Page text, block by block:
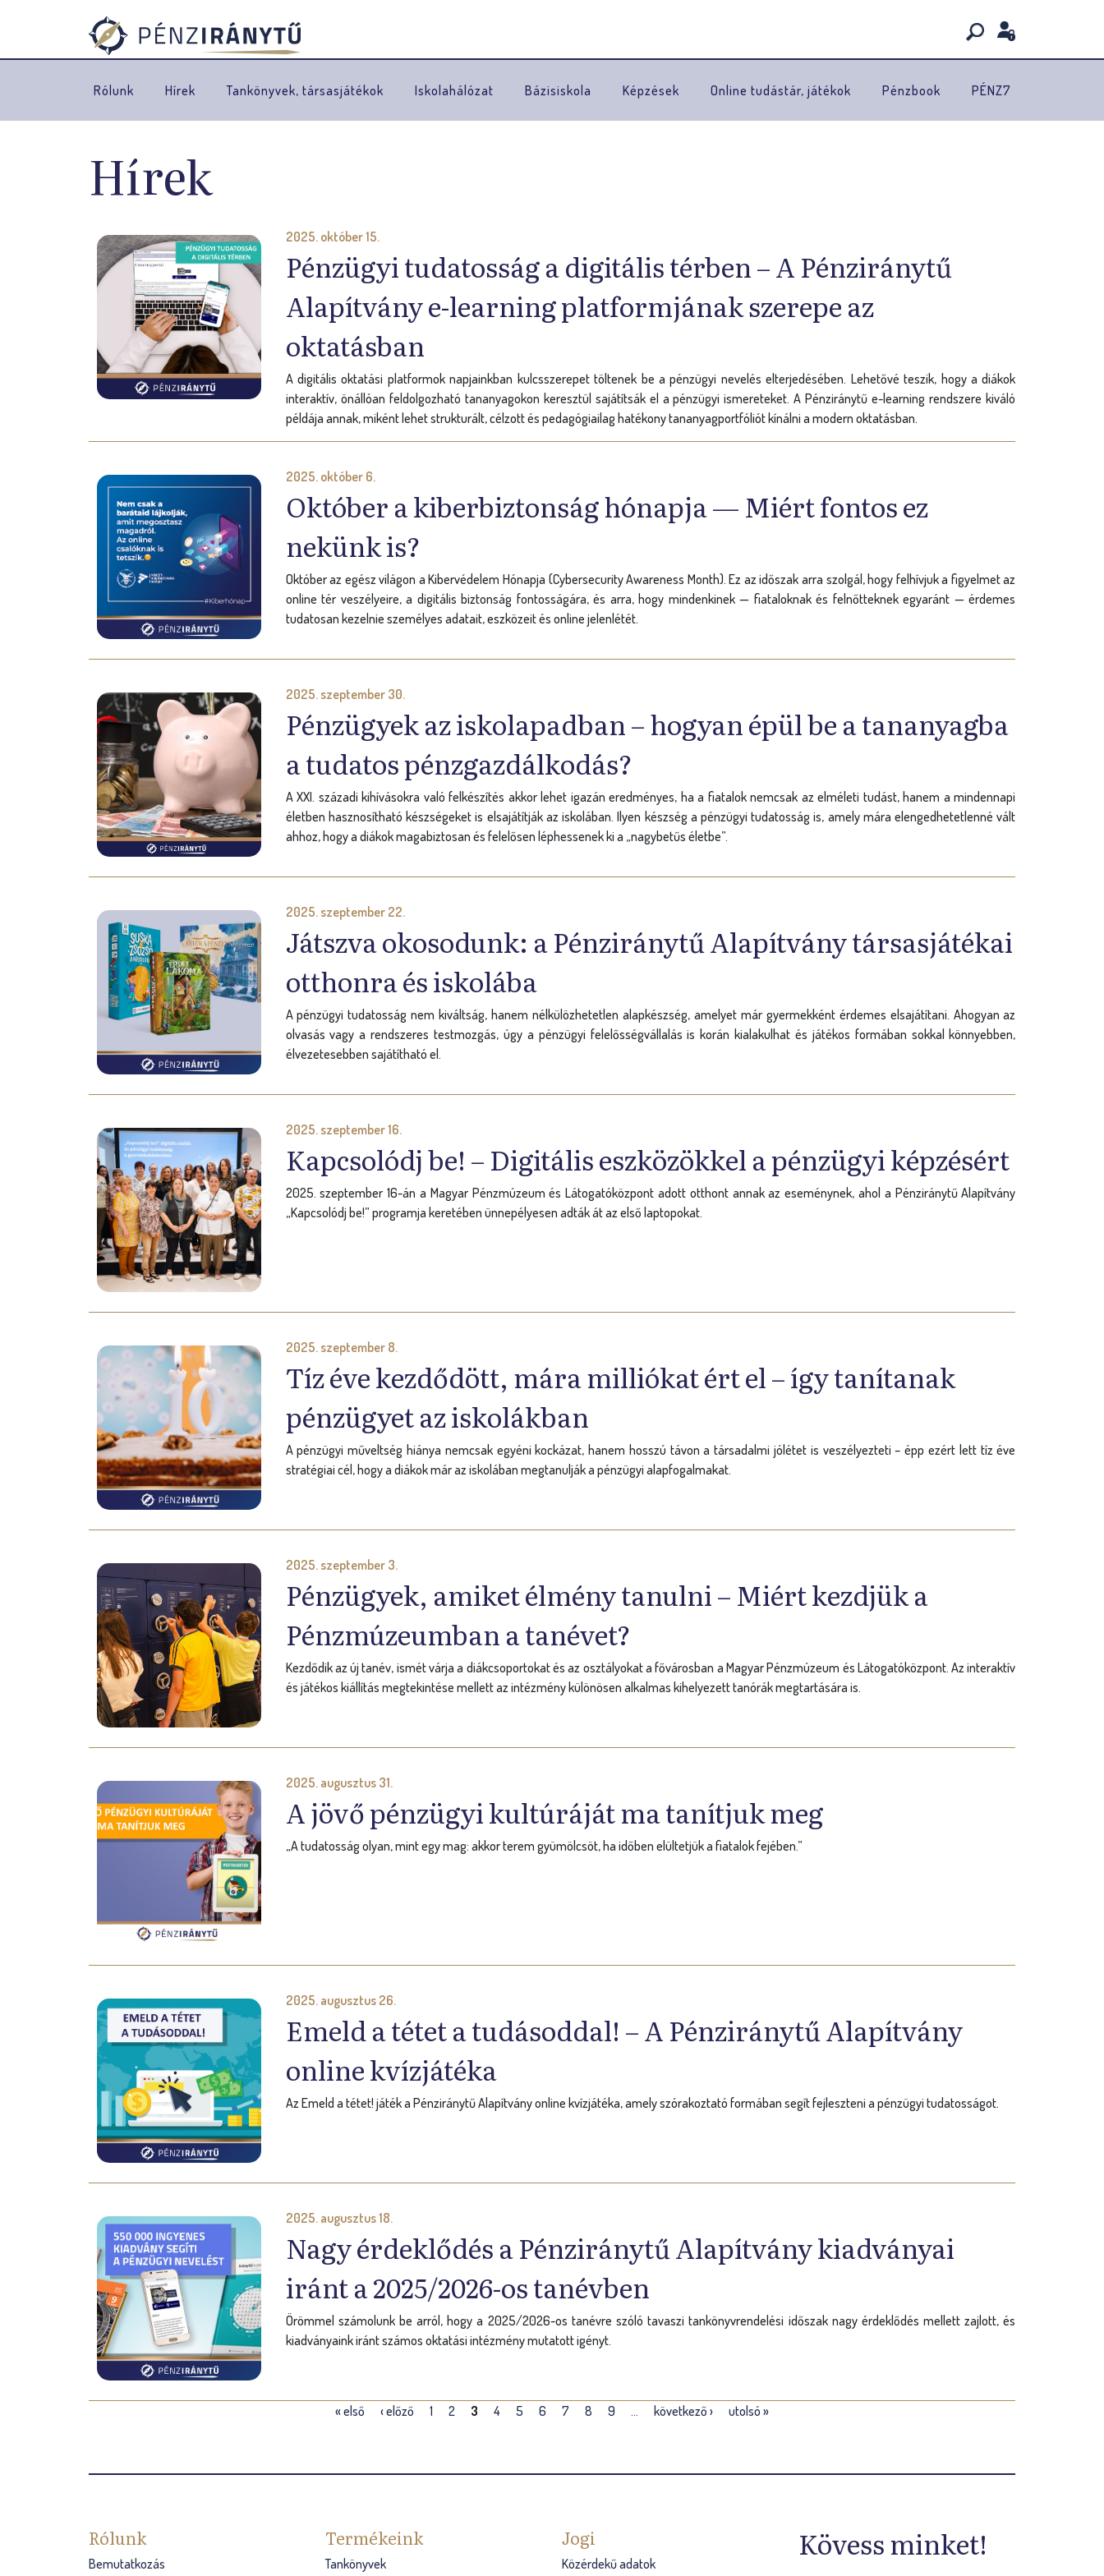
Rólunk Hírek Tankönyvek, társasjátékok Iskolahálózat Bázisiskola Képzések Online tudástár, játékok Pénzbook PÉNZ7
Hírek
2025. október 15.
Pénzügyi tudatosság a digitális térben – A Pénziránytű
Alapítvány e-learning platformjának szerepe az
oktatásban
A digitális oktatási platformok napjainkban kulcsszerepet töltenek be a pénzügyi nevelés elterjedésében. Lehetővé teszik, hogy a diákok
interaktív, önállóan feldolgozható tananyagokon keresztül sajátítsák el a pénzügyi ismereteket. A Pénziránytű e-learning rendszere kiváló
példája annak, miként lehet strukturált, célzott és pedagógiailag hatékony tananyagportfóliót kínálni a modern oktatásban.
2025. október 6.
Október a kiberbiztonság hónapja — Miért fontos ez
nekünk is?
Október az egész világon a Kibervédelem Hónapja (Cybersecurity Awareness Month). Ez az időszak arra szolgál, hogy felhívjuk a figyelmet az
online tér veszélyeire, a digitális biztonság fontosságára, és arra, hogy mindenkinek — fiataloknak és felnőtteknek egyaránt — érdemes
tudatosan kezelnie személyes adatait, eszközeit és online jelenlétét.
2025. szeptember 30.
Pénzügyek az iskolapadban – hogyan épül be a tananyagba
a tudatos pénzgazdálkodás?
A XXI. századi kihívásokra való felkészítés akkor lehet igazán eredményes, ha a fiatalok nemcsak az elméleti tudást, hanem a mindennapi
életben hasznosítható készségeket is elsajátítják az iskolában. Ilyen készség a pénzügyi tudatosság is, amely mára elengedhetetlenné vált
ahhoz, hogy a diákok magabiztosan és felelősen léphessenek ki a „nagybetűs életbe”.
2025. szeptember 22.
Játszva okosodunk: a Pénziránytű Alapítvány társasjátékai
otthonra és iskolába
A pénzügyi tudatosság nem kiváltság, hanem nélkülözhetetlen alapkészség, amelyet már gyermekként érdemes elsajátítani. Ahogyan az
olvasás vagy a rendszeres testmozgás, úgy a pénzügyi felelősségvállalás is korán kialakulhat és játékos formában sokkal könnyebben,
élvezetesebben sajátítható el.
2025. szeptember 16.
Kapcsolódj be! – Digitális eszközökkel a pénzügyi képzésért
2025. szeptember 16-án a Magyar Pénzmúzeum és Látogatóközpont adott otthont annak az eseménynek, ahol a Pénziránytű Alapítvány
„Kapcsolódj be!” programja keretében ünnepélyesen adták át az első laptopokat.
2025. szeptember 8.
Tíz éve kezdődött, mára milliókat ért el – így tanítanak
pénzügyet az iskolákban
A pénzügyi műveltség hiánya nemcsak egyéni kockázat, hanem hosszú távon a társadalmi jólétet is veszélyezteti – épp ezért lett tíz éve
stratégiai cél, hogy a diákok már az iskolában megtanulják a pénzügyi alapfogalmakat.
2025. szeptember 3.
Pénzügyek, amiket élmény tanulni – Miért kezdjük a
Pénzmúzeumban a tanévet?
Kezdődik az új tanév, ismét várja a diákcsoportokat és az osztályokat a fővárosban a Magyar Pénzmúzeum és Látogatóközpont. Az interaktív
és játékos kiállítás megtekintése mellett az intézmény különösen alkalmas kihelyezett tanórák megtartására is.
2025. augusztus 31.
A jövő pénzügyi kultúráját ma tanítjuk meg
„A tudatosság olyan, mint egy mag: akkor terem gyümölcsöt, ha időben elültetjük a fiatalok fejében.”
2025. augusztus 26.
Emeld a tétet a tudásoddal! – A Pénziránytű Alapítvány
online kvízjátéka
Az Emeld a tétet! játék a Pénziránytű Alapítvány online kvízjátéka, amely szórakoztató formában segít fejleszteni a pénzügyi tudatosságot.
2025. augusztus 18.
Nagy érdeklődés a Pénziránytű Alapítvány kiadványai
iránt a 2025/2026-os tanévben
Örömmel számolunk be arról, hogy a 2025/2026-os tanévre szóló tavaszi tankönyvrendelési időszak nagy érdeklődés mellett zajlott, és
kiadványaink iránt számos oktatási intézmény mutatott igényt.
d
l
« első ‹ előző 1 2 3 4 5 6 7 8 9 … következő › utolsó »
Rólunk
Bemutatkozás
Termékeink
Tankönyvek
Jogi
Közérdekű adatok
Kövess minket!